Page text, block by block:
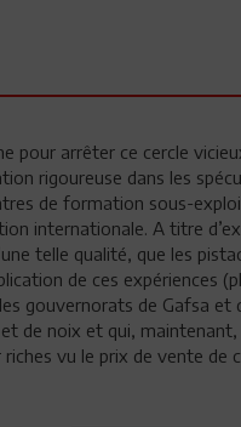
pour arrêter ce cercle
rigoureuse dans les
de formation sous-
internationale. A titre
telle qualité, que les
de ces expériences
gouvernorats de Gafsa et
de noix et qui,
riches vu le prix de vente de